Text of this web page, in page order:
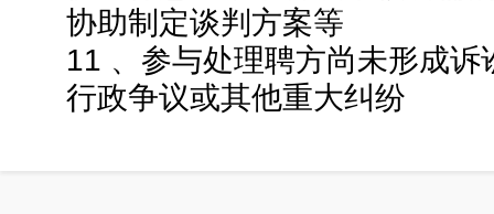
协助制定谈判方案等
11 、参与处理聘方尚未形成
行政争议或其他重大纠纷